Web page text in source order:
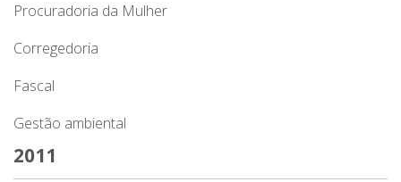
Procuradoria da Mulher
Corregedoria
Fascal
Gestão ambiental
2011